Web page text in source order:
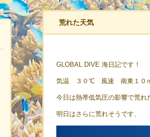
荒れた天気
GLOBAL DIVE 海日記です！
気温 ３０℃ 風速 南東１０
今日は熱帯低気圧の影響で荒れ
明日はさらに荒れそうです、